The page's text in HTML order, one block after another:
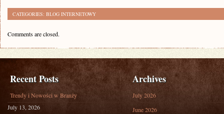
CATEGORIES: BLOG INTERNETOWY
Comments are closed.
Recent Posts
Trendy i Nowości w Branży
July 13, 2026
Archives
July 2026
June 2026